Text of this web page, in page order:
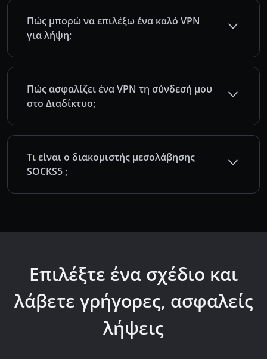
Πώς μπορώ να επιλέξω ένα καλό VPN
για λήψη;
Πώς ασφαλίζει ένα VPN τη σύνδεσή μου
στο Διαδίκτυο;
Τι είναι ο διακομιστής μεσολάβησης
SOCKS5 ;
Επιλέξτε ένα σχέδιο και
λάβετε γρήγορες, ασφαλείς
λήψεις